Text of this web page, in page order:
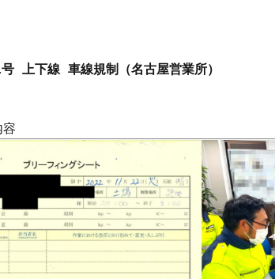
上下線 車線規制（名古屋営業所）
容